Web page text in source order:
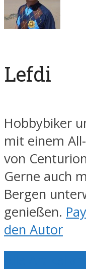
Lefdi
Hobbybiker
mit einem
von
Gerne auch
Bergen
genießen.
den Autor